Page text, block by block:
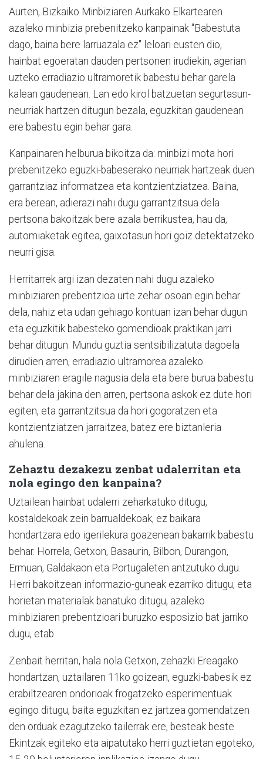
Aurten, Bizkaiko Minbiziaren Aurkako Elkartearen
azaleko minbizia prebenitzeko kanpainak "Babestuta
dago, baina bere larruazala ez" leloari eusten dio,
hainbat egoeratan dauden pertsonen irudiekin, agerian
uzteko erradiazio ultramoretik babestu behar garela
kalean gaudenean. Lan edo kirol batzuetan segurtasun-
neurriak hartzen ditugun bezala, eguzkitan gaudenean
ere babestu egin behar gara.
Kanpainaren helburua bikoitza da: minbizi mota hori
prebenitzeko eguzki-babeserako neurriak hartzeak duen
garrantziaz informatzea eta kontzientziatzea. Baina,
era berean, adierazi nahi dugu garrantzitsua dela
pertsona bakoitzak bere azala berrikustea, hau da,
automiaketak egitea, gaixotasun hori goiz detektatzeko
neurri gisa.
Herritarrek argi izan dezaten nahi dugu azaleko
minbiziaren prebentzioa urte zehar osoan egin behar
dela, nahiz eta udan gehiago kontuan izan behar dugun
eta eguzkitik babesteko gomendioak praktikan jarri
behar ditugun. Mundu guztia sentsibilizatuta dagoela
dirudien arren, erradiazio ultramorea azaleko
minbiziaren eragile nagusia dela eta bere burua babestu
behar dela jakina den arren, pertsona askok ez dute hori
egiten, eta garrantzitsua da hori gogoratzen eta
kontzientziatzen jarraitzea, batez ere biztanleria
ahulena.
Zehaztu dezakezu zenbat udalerritan eta
nola egingo den kanpaina?
Uztailean hainbat udalerri zeharkatuko ditugu,
kostaldekoak zein barrualdekoak, ez baikara
hondartzara edo igerilekura goazenean bakarrik babestu
behar. Horrela, Getxon, Basaurin, Bilbon, Durangon,
Ermuan, Galdakaon eta Portugaleten antzutuko dugu.
Herri bakoitzean informazio-guneak ezarriko ditugu, eta
horietan materialak banatuko ditugu, azaleko
minbiziaren prebentzioari buruzko esposizio bat jarriko
dugu, etab.
Zenbait herritan, hala nola Getxon, zehazki Ereagako
hondartzan, uztailaren 11ko goizean, eguzki-babesik ez
erabiltzearen ondorioak frogatzeko esperimentuak
egingo ditugu, baita eguzkitan ez jartzea gomendatzen
den orduak ezagutzeko tailerrak ere, besteak beste.
Ekintzak egiteko eta aipatutako herri guztietan egoteko,